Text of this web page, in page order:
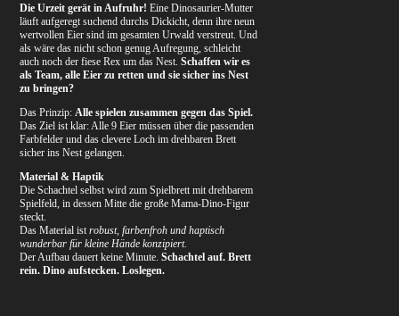
Die Urzeit gerät in Aufruhr! Eine Dinosaurier-Mutter
läuft aufgeregt suchend durchs Dickicht, denn ihre neun
wertvollen Eier sind im gesamten Urwald verstreut. Und
als wäre das nicht schon genug Aufregung, schleicht
auch noch der fiese Rex um das Nest.Schaffen wir es
als Team, alle Eier zu retten und sie sicher ins Nest
zu bringen?
Das Prinzip:Alle spielen zusammen gegen das Spiel.
Das Ziel ist klar: Alle 9 Eier müssen über die passenden
Farbfelder und das clevere Loch im drehbaren Brett
sicher ins Nest gelangen.
Material & Haptik
Die Schachtel selbst wird zum Spielbrett mit drehbarem
Spielfeld, in dessen Mitte die große Mama-Dino-Figur
steckt.
Das Material istrobust, farbenfroh und haptisch
wunderbar für kleine Hände konzipiert.
Der Aufbau dauert keine Minute.Schachtel auf. Brett
rein. Dino aufstecken. Loslegen.